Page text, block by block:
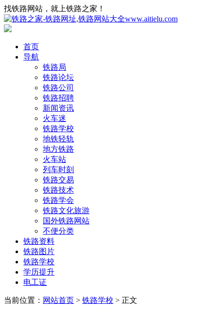
找铁路网站，就上铁路之家！
首页
导航
铁路局
铁路论坛
铁路公司
铁路招聘
新闻资讯
火车迷
铁路学校
地铁轻轨
地方铁路
火车站
列车时刻
铁路交易
铁路技术
铁路学会
铁路文化旅游
国外铁路网站
不便分类
铁路资料
铁路图片
铁路学校
学历提升
电工证
当前位置： 网站首页 > 铁路学校 > 正文